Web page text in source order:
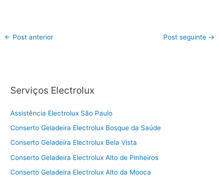
← Post anterior Post seguinte →
Serviços Electrolux
Assistência Electrolux São Paulo
Conserto Geladeira Electrolux Bosque da Saúde
Conserto Geladeira Electrolux Bela Vista
Conserto Geladeira Electrolux Alto de Pinheiros
Conserto Geladeira Electrolux Alto da Mooca